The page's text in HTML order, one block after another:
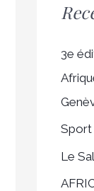
e
c
h
e
r
3e
Sport
Le